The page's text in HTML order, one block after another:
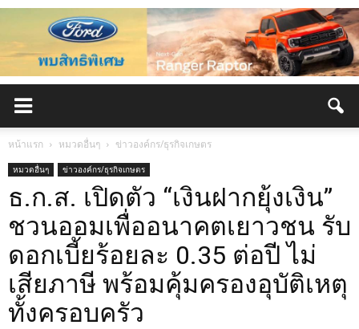
หน้าแรก หมวดอื่นๆ ข่าวองค์กร/ธุรกิจเกษตร
หมวดอื่นๆ ข่าวองค์กร/ธุรกิจเกษตร
ธ.ก.ส. เปิดตัว “เงินฝากยุ้งเงิน”
ชวนออมเพื่ออนาคตเยาวชน รับ
ดอกเบี้ยร้อยละ 0.35 ต่อปี ไม่
เสียภาษี พร้อมคุ้มครองอุบัติเหตุ
ทั้งครอบครัว